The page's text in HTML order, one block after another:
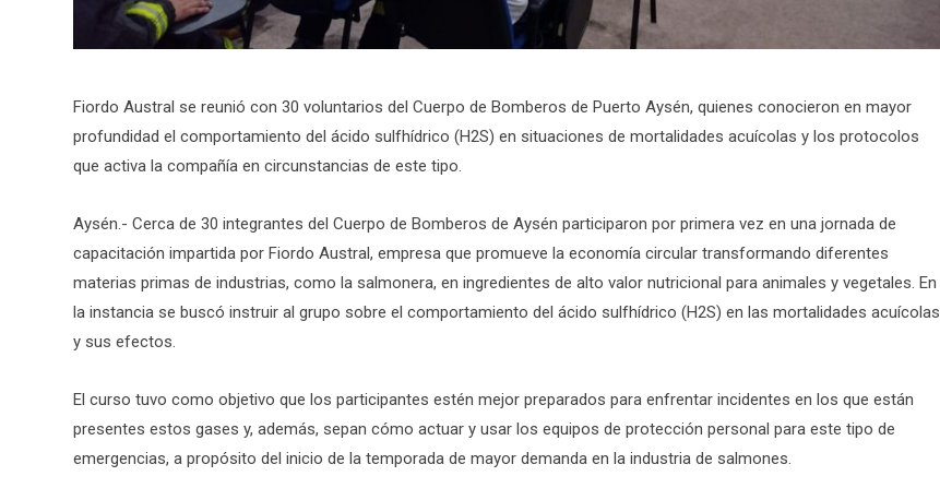
Fiordo Austral se reunió con 30 voluntarios del Cuerpo de Bomberos de Puerto Aysén, quienes conocieron en mayor
profundidad el comportamiento del ácido sulfhídrico (H2S) en situaciones de mortalidades acuícolas y los protocolos
que activa la compañía en circunstancias de este tipo.
Aysén.- Cerca de 30 integrantes del Cuerpo de Bomberos de Aysén participaron por primera vez en una jornada de
capacitación impartida por Fiordo Austral, empresa que promueve la economía circular transformando diferentes
materias primas de industrias, como la salmonera, en ingredientes de alto valor nutricional para animales y vegetales. En
la instancia se buscó instruir al grupo sobre el comportamiento del ácido sulfhídrico (H2S) en las mortalidades acuícolas
y sus efectos.
El curso tuvo como objetivo que los participantes estén mejor preparados para enfrentar incidentes en los que están
presentes estos gases y, además, sepan cómo actuar y usar los equipos de protección personal para este tipo de
emergencias, a propósito del inicio de la temporada de mayor demanda en la industria de salmones.